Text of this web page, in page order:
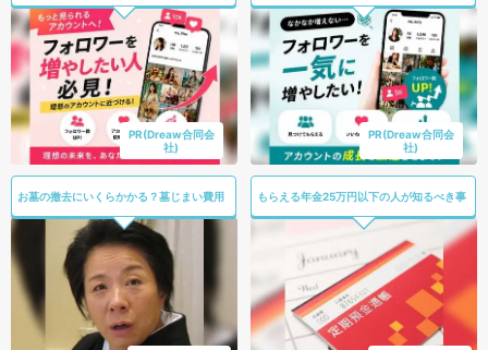
PR(Dreaw合同会
社)
PR(Dreaw合同会
社)
お墓の撤去にいくらかかる？墓じまい費用 もらえる年金25万円以下の人が知るべき事